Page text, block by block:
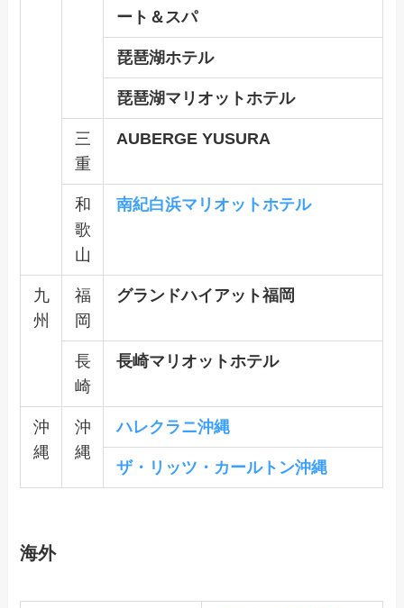
ート＆スパ
琵琶湖ホテル
琵琶湖マリオットホテル
三
重
AUBERGE YUSURA
和
歌
山
南紀白浜マリオットホテル
九
州
福
岡
グランドハイアット福岡
長
崎
長崎マリオットホテル
沖
縄
沖
縄
ハレクラニ沖縄
ザ・リッツ・カールトン沖縄
海外